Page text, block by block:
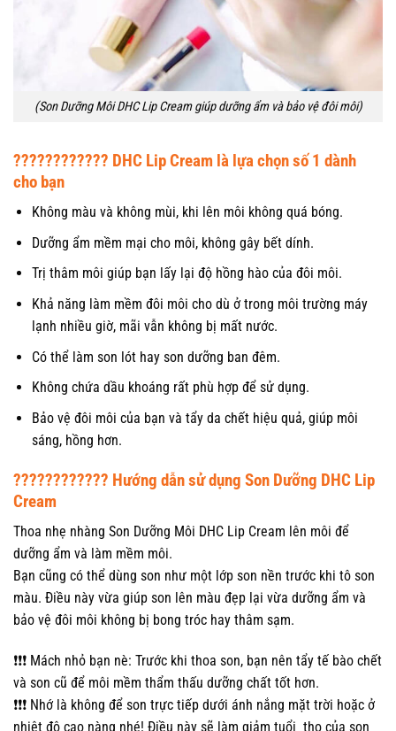
(Son Dưỡng Môi DHC Lip Cream giúp dưỡng ẩm và bảo vệ đôi môi)
???????????? DHC Lip Cream là lựa chọn số 1 dành
cho bạn
Không màu và không mùi, khi lên môi không quá bóng.
Dưỡng ẩm mềm mại cho môi, không gây bết dính.
Trị thâm môi giúp bạn lấy lại độ hồng hào của đôi môi.
Khả năng làm mềm đôi môi cho dù ở trong môi trường máy
lạnh nhiều giờ, mãi vẫn không bị mất nước.
Có thể làm son lót hay son dưỡng ban đêm.
Không chứa dầu khoáng rất phù hợp để sử dụng.
Bảo vệ đôi môi của bạn và tẩy da chết hiệu quả, giúp môi
sáng, hồng hơn.
???????????? Hướng dẫn sử dụng Son Dưỡng DHC Lip
Cream
Thoa nhẹ nhàng Son Dưỡng Môi DHC Lip Cream lên môi để
dưỡng ẩm và làm mềm môi.
Bạn cũng có thể dùng son như một lớp son nền trước khi tô son
màu. Điều này vừa giúp son lên màu đẹp lại vừa dưỡng ẩm và
bảo vệ đôi môi không bị bong tróc hay thâm sạm.
❗️❗️❗️ Mách nhỏ bạn nè: Trước khi thoa son, bạn nên tẩy tế bào chết
và son cũ để môi mềm thẩm thấu dưỡng chất tốt hơn.
❗️❗️❗️ Nhớ là không để son trực tiếp dưới ánh nắng mặt trời hoặc ở
nhiệt độ cao nàng nhé! Điều này sẽ làm giảm tuổi thọ của son